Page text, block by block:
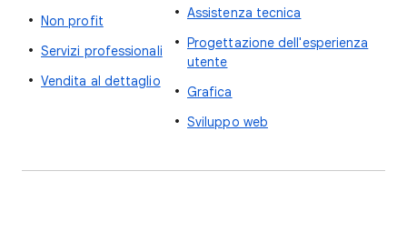
Non profit
Servizi professionali
Vendita al dettaglio
Assistenza tecnica
Progettazione dell'esperienza
utente
Grafica
Sviluppo web